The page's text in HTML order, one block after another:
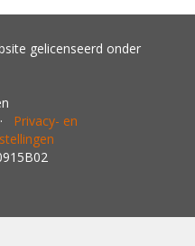
gelicenseerd onder
Privacy- en